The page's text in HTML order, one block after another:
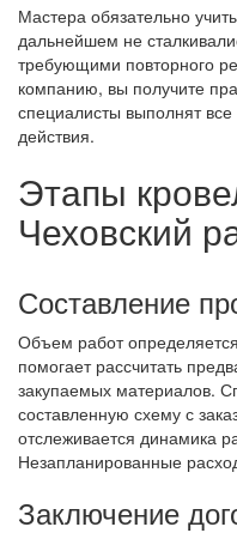
Мастера обязательно
дальнейшем не
требующими повторного
компанию, вы получите
специалисты выполнят
действия.
Этапы
Чеховский
Составление
Объем работ
помогает рассчитать
закупаемых материалов.
составленную схему с
отслеживается динамика
Незапланированные
Заключение